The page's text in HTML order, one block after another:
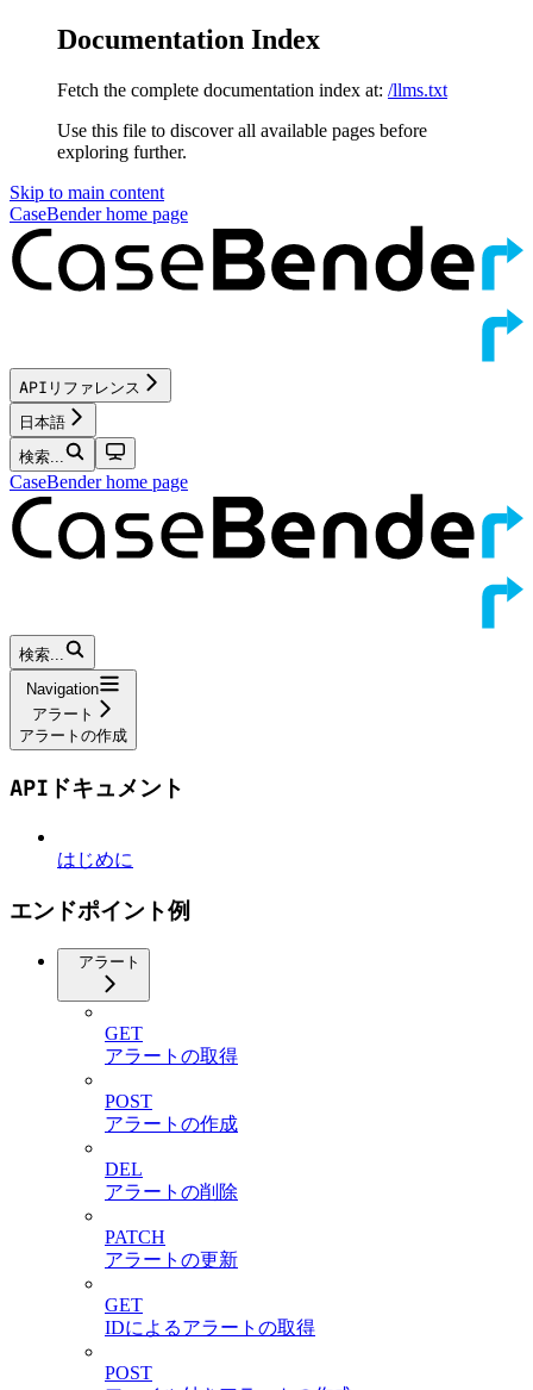
Documentation Index
Fetch the complete documentation index at: /llms.txt
Use this file to discover all available pages before
exploring further.
Skip to main content
CaseBenderhome page
APIリファレンス
日本語
検索...
CaseBenderhome page
検索...
Navigation
アラート
アラートの作成
APIドキュメント
はじめに
エンドポイント例
アラート
GET
アラートの取得
POST
アラートの作成
DEL
アラートの削除
PATCH
アラートの更新
GET
IDによるアラートの取得
POST